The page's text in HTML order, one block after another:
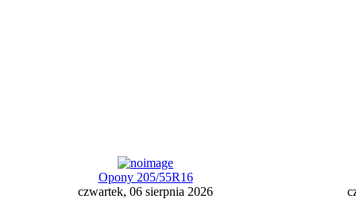
Opony 205/55R16
czwartek, 06 sierpnia 2026